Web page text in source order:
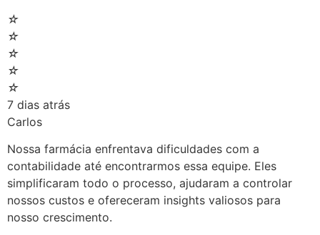
☆
☆
☆
☆
☆
7 dias atrás
Carlos
Nossa farmácia enfrentava dificuldades com a
contabilidade até encontrarmos essa equipe. Eles
simplificaram todo o processo, ajudaram a controlar
nossos custos e ofereceram insights valiosos para
nosso crescimento.